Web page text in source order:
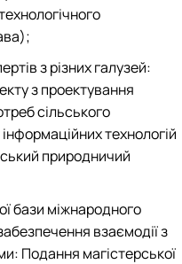
з різних галузей:
з проектування
сільського
технологій
природничий
бази міжнародного
взаємодії з
Подання магістерської